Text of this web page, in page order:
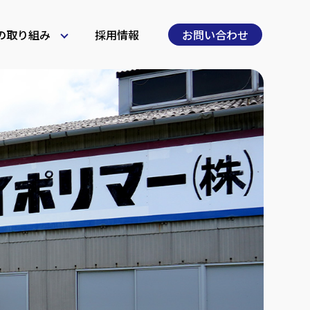
取り組み 採用情報 お問い合わせ